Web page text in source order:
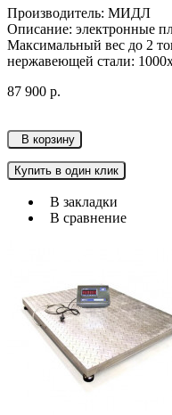
Производитель: МИДЛ
Описание: электронные
Максимальный вес до 2
нержавеющей стали:
87 900 р.
В корзину
Купить в один клик
В закладки
В сравнение